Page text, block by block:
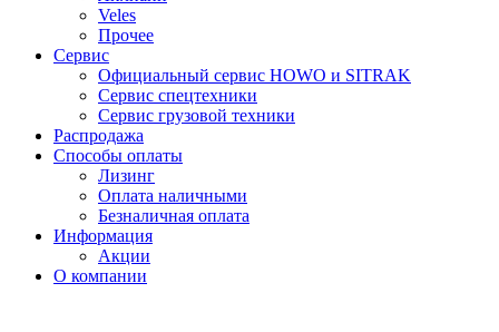
Veles
Прочее
Сервис
Официальный сервис HOWO и SITRAK
Сервис спецтехники
Сервис грузовой техники
Распродажа
Способы оплаты
Лизинг
Оплата наличными
Безналичная оплата
Информация
Акции
О компании